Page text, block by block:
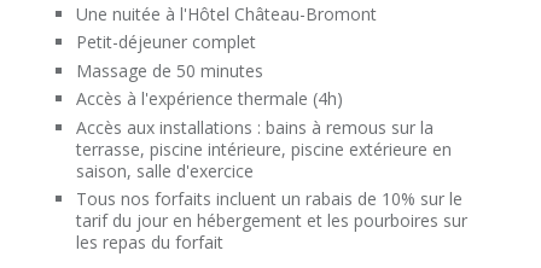
Une nuitée à l'Hôtel Château-Bromont
Petit-déjeuner complet
Massage de 50 minutes
Accès à l'expérience thermale (4h)
Accès aux installations : bains à remous sur la
terrasse, piscine intérieure, piscine extérieure en
saison, salle d'exercice
Tous nos forfaits incluent un rabais de 10% sur le
tarif du jour en hébergement et les pourboires sur
les repas du forfait